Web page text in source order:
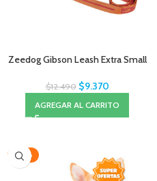
Zeedog Gibson Leash Extra Small
$12.490 $9.370
AGREGAR AL CARRITO
-50%